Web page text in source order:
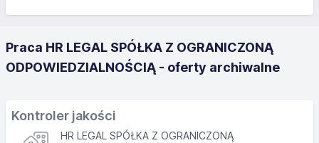
Praca HR LEGAL SPÓŁKA Z OGRANICZONĄ
ODPOWIEDZIALNOŚCIĄ - oferty archiwalne
Kontroler jakości
HR LEGAL SPÓŁKA Z OGRANICZONĄ